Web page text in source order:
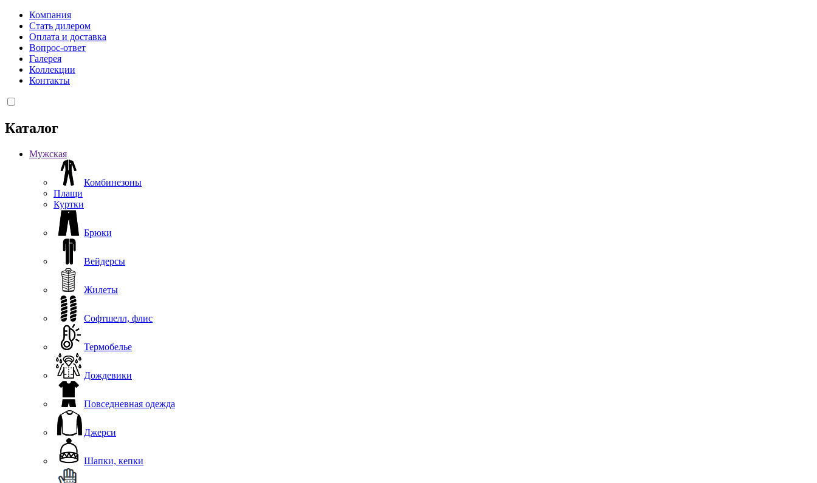
Компания
Стать дилером
Оплата и доставка
Вопрос-ответ
Галерея
Коллекции
Контакты
Каталог
Мужская
Комбинезоны
Плащи
Куртки
Брюки
Вейдерсы
Жилеты
Софтшелл, флис
Термобелье
Дождевики
Повседневная одежда
Джерси
Шапки, кепки